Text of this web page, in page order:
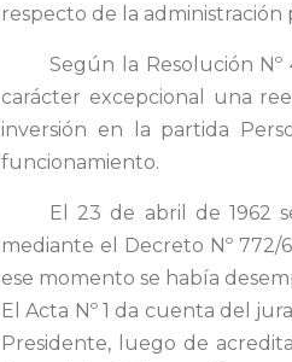
respecto de la administración
Según la Resolución
carácter excepcional una
inversión en la partida
funcionamiento.
El 23 de abril de 1962
mediante el Decreto Nº 772/
ese momento se había
El Acta Nº 1 da cuenta del
Presidente, luego de